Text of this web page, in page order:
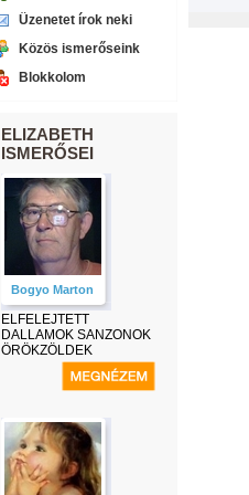
Üzenetet írok neki
Közös ismerőseink
Blokkolom
ELIZABETH
ISMERŐSEI
Bogyo Marton
ELFELEJTETT
DALLAMOK SANZONOK
ÖRÖKZÖLDEK